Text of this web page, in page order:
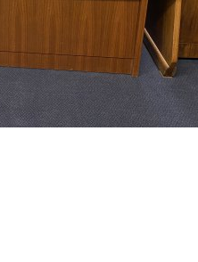
Klaviere
Digitalpianos